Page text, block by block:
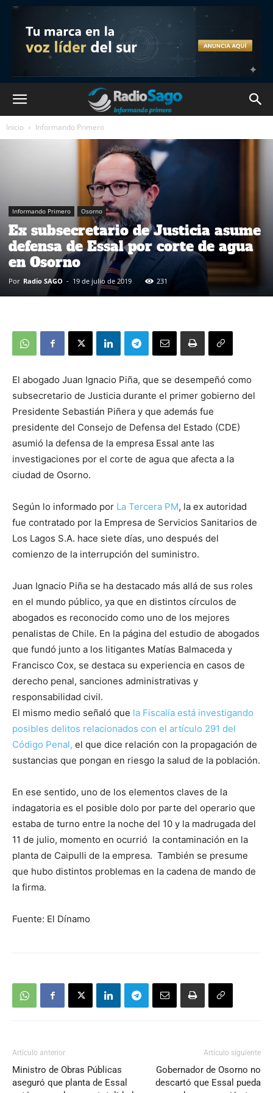
Inicio Informando Primero
Informando Primero Osorno
Ex subsecretario de Justicia asume
defensa de Essal por corte de agua
en Osorno
Por Radio SAGO - 19 de julio de 2019 231
El abogado Juan Ignacio Piña, que se desempeñó como
subsecretario de Justicia durante el primer gobierno del
Presidente Sebastián Piñera y que además fue
presidente del Consejo de Defensa del Estado (CDE)
asumió la defensa de la empresa Essal ante las
investigaciones por el corte de agua que afecta a la
ciudad de Osorno.
Según lo informado por La Tercera PM, la ex autoridad
fue contratado por la Empresa de Servicios Sanitarios de
Los Lagos S.A. hace siete días, uno después del
comienzo de la interrupción del suministro.
Juan Ignacio Piña se ha destacado más allá de sus roles
en el mundo público, ya que en distintos círculos de
abogados es reconocido como uno de los mejores
penalistas de Chile. En la página del estudio de abogados
que fundó junto a los litigantes Matías Balmaceda y
Francisco Cox, se destaca su experiencia en casos de
derecho penal, sanciones administrativas y
responsabilidad civil.
El mismo medio señaló que la Fiscalía está investigando
posibles delitos relacionados con el artículo 291 del
Código Penal, el que dice relación con la propagación de
sustancias que pongan en riesgo la salud de la población.
En ese sentido, uno de los elementos claves de la
indagatoria es el posible dolo por parte del operario que
estaba de turno entre la noche del 10 y la madrugada del
11 de julio, momento en ocurrió la contaminación en la
planta de Caipulli de la empresa. También se presume
que hubo distintos problemas en la cadena de mando de
la firma.
Fuente: El Dínamo
Artículo anterior
Ministro de Obras Públicas
aseguró que planta de Essal
Artículo siguiente
Gobernador de Osorno no
descartó que Essal pueda